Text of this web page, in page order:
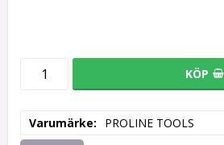
KÖP
Varumärke PROLINE TOOLS